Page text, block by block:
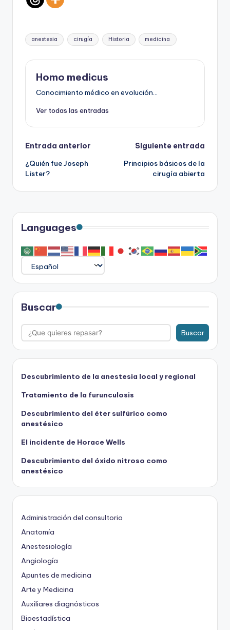
Etiquetas:
anestesia cirugía Historia medicina
Homo medicus
Conocimiento médico en evolución...
Ver todas las entradas
Navegación
de
entradas
Entrada anterior
¿Quién fue Joseph
Lister?
Siguiente entrada
Principios básicos de la
cirugía abierta
Languages
Buscar
Buscar
Descubrimiento de la anestesia local y regional
Tratamiento de la furunculosis
Descubrimiento del éter sulfúrico como
anestésico
El incidente de Horace Wells
Descubrimiento del óxido nitroso como
anestésico
Administración del consultorio
Anatomía
Anestesiología
Angiología
Apuntes de medicina
Arte y Medicina
Auxiliares diagnósticos
Bioestadística